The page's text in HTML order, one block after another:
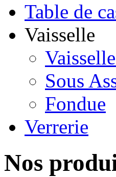
Table de
Vaisselle
Sous
Fondue
Verrerie
Nos